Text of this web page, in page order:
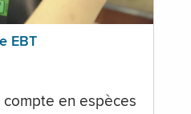
EBT
compte en espèces